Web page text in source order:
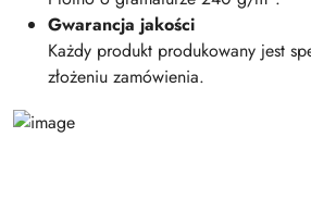
Gwarancja jakości
Każdy produkt produkowany jest
złożeniu zamówienia.